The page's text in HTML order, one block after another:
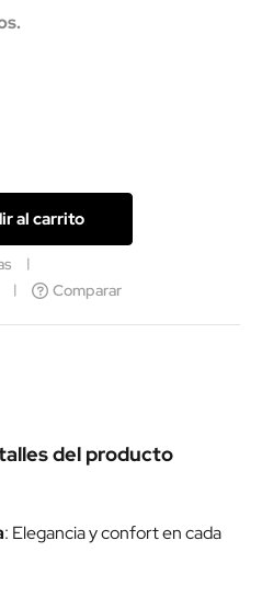
al carrito
Comparar
del producto
: Elegancia y confort en cada